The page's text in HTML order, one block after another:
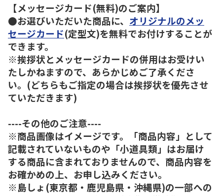
【メッセージカード(無料)のご案内】
●お選びいただいた商品に、 オリジナルのメッ
セージカード(定型文)を無料でお付けすることが
できます。
※挨拶状とメッセージカードの併用はお受けい
たしかねますので、あらかじめご了承くださ
い。(どちらもご指定の場合は挨拶状を優先させ
ていただきます)
----その他のご注意----
※商品画像はイメージです。「商品内容」として
記載されていないものや「小道具類」はお届け
する商品に含まれておりませんので、商品内容を
お確かめの上、お申し込みください。
※島しょ(東京都・鹿児島県・沖縄県)の一部への